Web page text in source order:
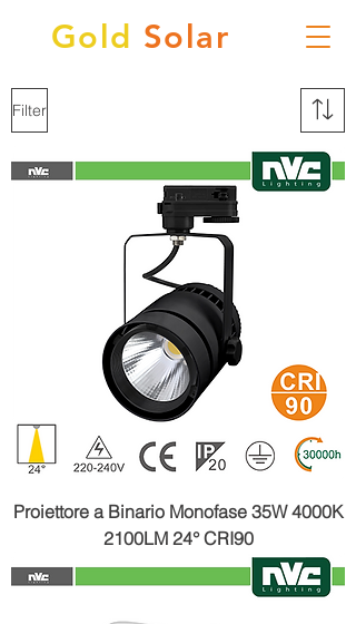
Gold Solar
Filter
Proiettore a Binario Monofase 35W 4000K
2100LM 24° CRI90